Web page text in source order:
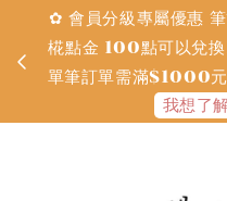
✿ 會員分級專屬優惠
椛點金 100點可以兌
單筆訂單需滿$1000元
我想了